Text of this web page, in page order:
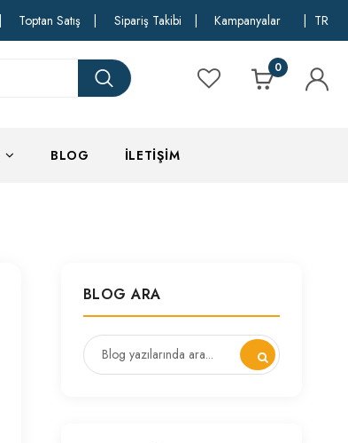
Toptan Satış Sipariş Takibi Kampanyalar TR
0
BLOG İLETIŞIM
BLOG ARA